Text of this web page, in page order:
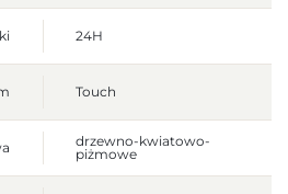
24H
Touch
drzewno-kwiatowo-
piżmowe